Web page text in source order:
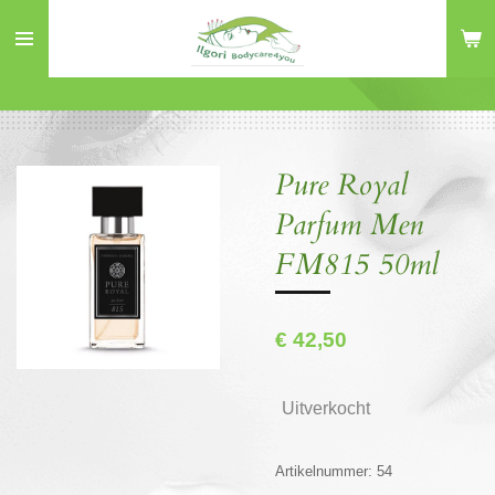
direct
hoofdinhoud
Pure Royal
Parfum Men
FM815 50ml
€ 42,50
Uitverkocht
Artikelnummer: 54